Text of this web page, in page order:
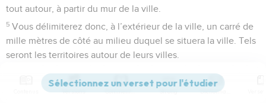
tout autour, à partir du mur de la ville.
5 Vous délimiterez donc, à l’extérieur de la ville, un carré de
mille mètres de côté au milieu duquel se situera la ville. Tels
seront les territoires autour de leurs villes.
Vous donnerez aux lévites les six villes de refuge que vous
aurez désignées pour que des meurtriers involontaires
Versions Commentaires Strong